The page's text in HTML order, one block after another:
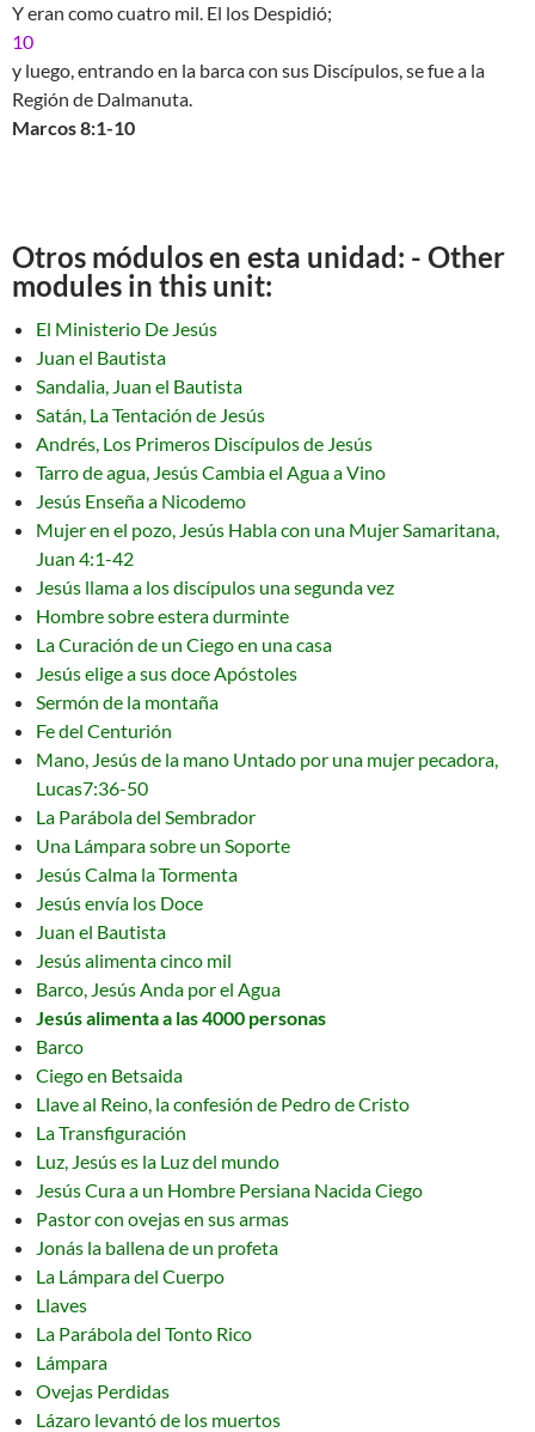
Y eran como cuatro mil. El los Despidió;
10
y luego, entrando en la barca con sus Discípulos, se fue a la
Región de Dalmanuta.
Marcos 8:1-10
Otros módulos en esta unidad: - Other
modules in this unit:
El Ministerio De Jesús
Juan el Bautista
Sandalia, Juan el Bautista
Satán, La Tentación de Jesús
Andrés, Los Primeros Discípulos de Jesús
Tarro de agua, Jesús Cambia el Agua a Vino
Jesús Enseña a Nicodemo
Mujer en el pozo, Jesús Habla con una Mujer Samaritana,
Juan 4:1-42
Jesús llama a los discípulos una segunda vez
Hombre sobre estera durminte
La Curación de un Ciego en una casa
Jesús elige a sus doce Apóstoles
Sermón de la montaña
Fe del Centurión
Mano, Jesús de la mano Untado por una mujer pecadora,
Lucas7:36-50
La Parábola del Sembrador
Una Lámpara sobre un Soporte
Jesús Calma la Tormenta
Jesús envía los Doce
Juan el Bautista
Jesús alimenta cinco mil
Barco, Jesús Anda por el Agua
Jesús alimenta a las 4000 personas
Barco
Ciego en Betsaida
Llave al Reino, la confesión de Pedro de Cristo
La Transfiguración
Luz, Jesús es la Luz del mundo
Jesús Cura a un Hombre Persiana Nacida Ciego
Pastor con ovejas en sus armas
Jonás la ballena de un profeta
La Lámpara del Cuerpo
Llaves
La Parábola del Tonto Rico
Lámpara
Ovejas Perdidas
Lázaro levantó de los muertos